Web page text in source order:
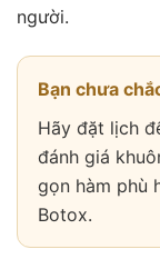
người.
Bạn chưa
Hãy đặt lịch
đánh giá
gọn hàm phù
Botox.